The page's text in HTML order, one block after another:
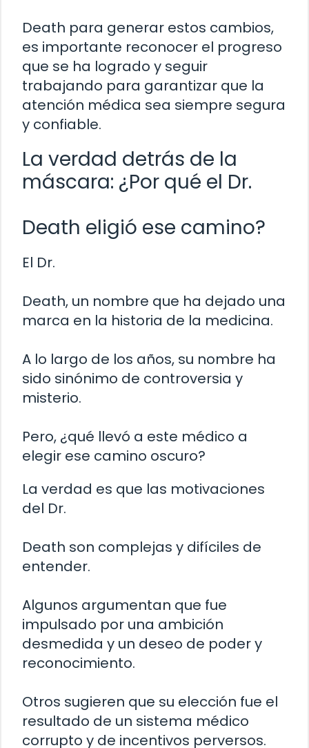
Death para generar estos cambios,
es importante reconocer el progreso
que se ha logrado y seguir
trabajando para garantizar que la
atención médica sea siempre segura
y confiable.
La verdad detrás de la
máscara: ¿Por qué el Dr.
Death eligió ese camino?
El Dr.
Death, un nombre que ha dejado una
marca en la historia de la medicina.
A lo largo de los años, su nombre ha
sido sinónimo de controversia y
misterio.
Pero, ¿qué llevó a este médico a
elegir ese camino oscuro?
La verdad es que las motivaciones
del Dr.
Death son complejas y difíciles de
entender.
Algunos argumentan que fue
impulsado por una ambición
desmedida y un deseo de poder y
reconocimiento.
Otros sugieren que su elección fue el
resultado de un sistema médico
corrupto y de incentivos perversos.